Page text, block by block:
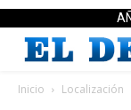
Inicio Localización